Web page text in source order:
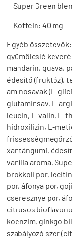
Super Green
Koffein: 40 mg
Egyéb
gyümölcslé
mandarin, guava,
édesítő (fruktóz),
aminosavak (L-
glutaminsav, L-
leucin, L-valin, L-
hidroxilizin, L-
xantángumi,
vanília aroma,
brokkoli por,
por, áfonya por,
cseresznye por,
citrusos
koenzim, ginkgo
szabályozó szer